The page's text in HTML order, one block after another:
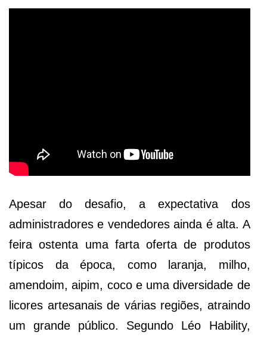
Apesar do desafio, a expectativa dos
administradores e vendedores ainda é alta. A
feira ostenta uma farta oferta de produtos
típicos da época, como laranja, milho,
amendoim, aipim, coco e uma diversidade de
licores artesanais de várias regiões, atraindo
um grande público. Segundo Léo Hability,